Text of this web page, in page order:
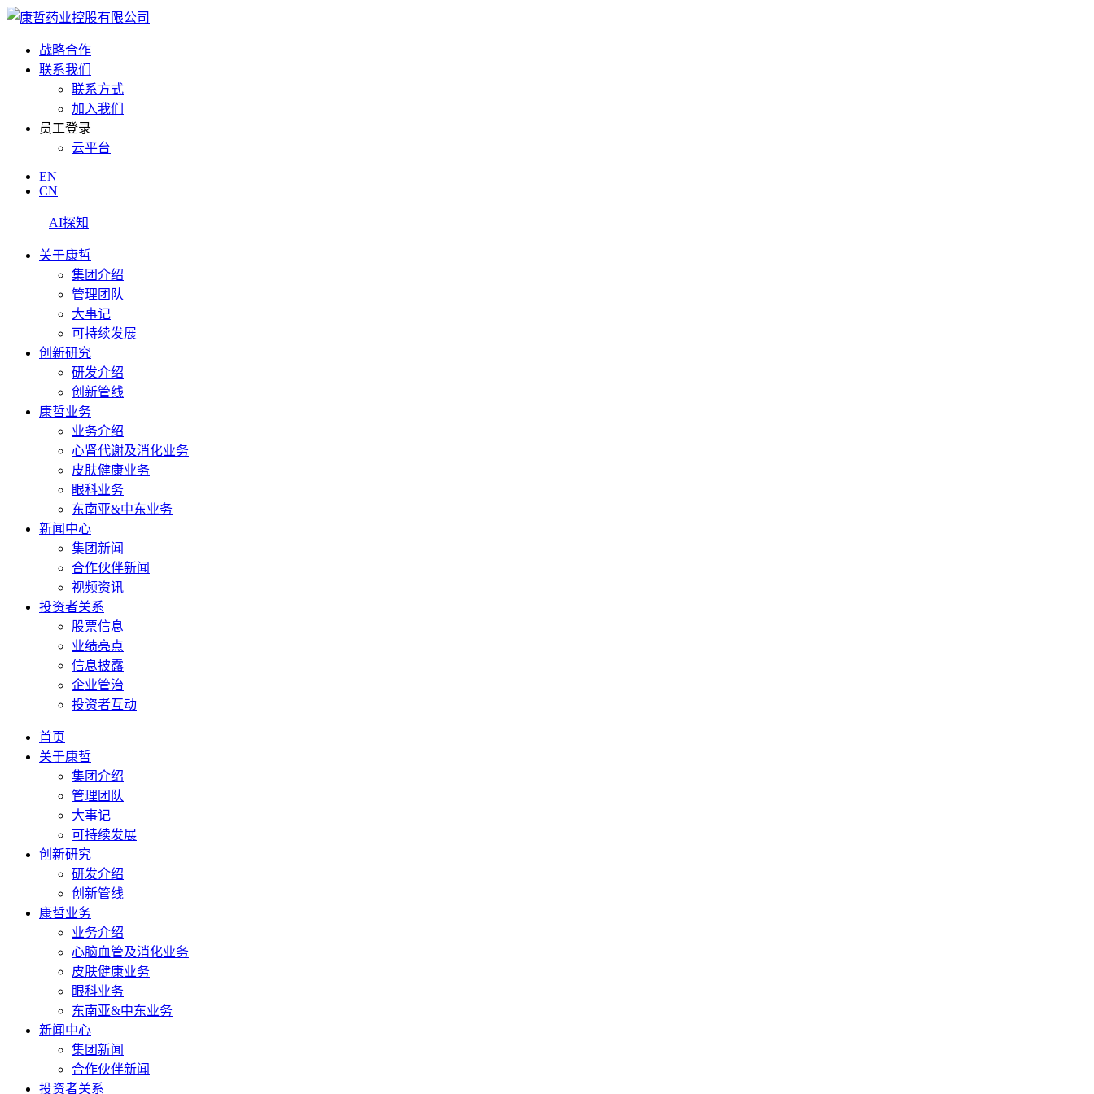
战略合作
联系我们
联系方式
加入我们
员工登录
云平台
EN
CN
AI探知
关于康哲
集团介绍
管理团队
大事记
可持续发展
创新研究
研发介绍
创新管线
康哲业务
业务介绍
心肾代谢及消化业务
皮肤健康业务
眼科业务
东南亚&中东业务
新闻中心
集团新闻
合作伙伴新闻
视频资讯
投资者关系
股票信息
业绩亮点
信息披露
企业管治
投资者互动
首页
关于康哲
集团介绍
管理团队
大事记
可持续发展
创新研究
研发介绍
创新管线
康哲业务
业务介绍
心脑血管及消化业务
皮肤健康业务
眼科业务
东南亚&中东业务
新闻中心
集团新闻
合作伙伴新闻
投资者关系